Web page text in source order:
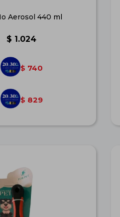
Aerosol 440 ml
$ 1.024
$ 740
$ 829